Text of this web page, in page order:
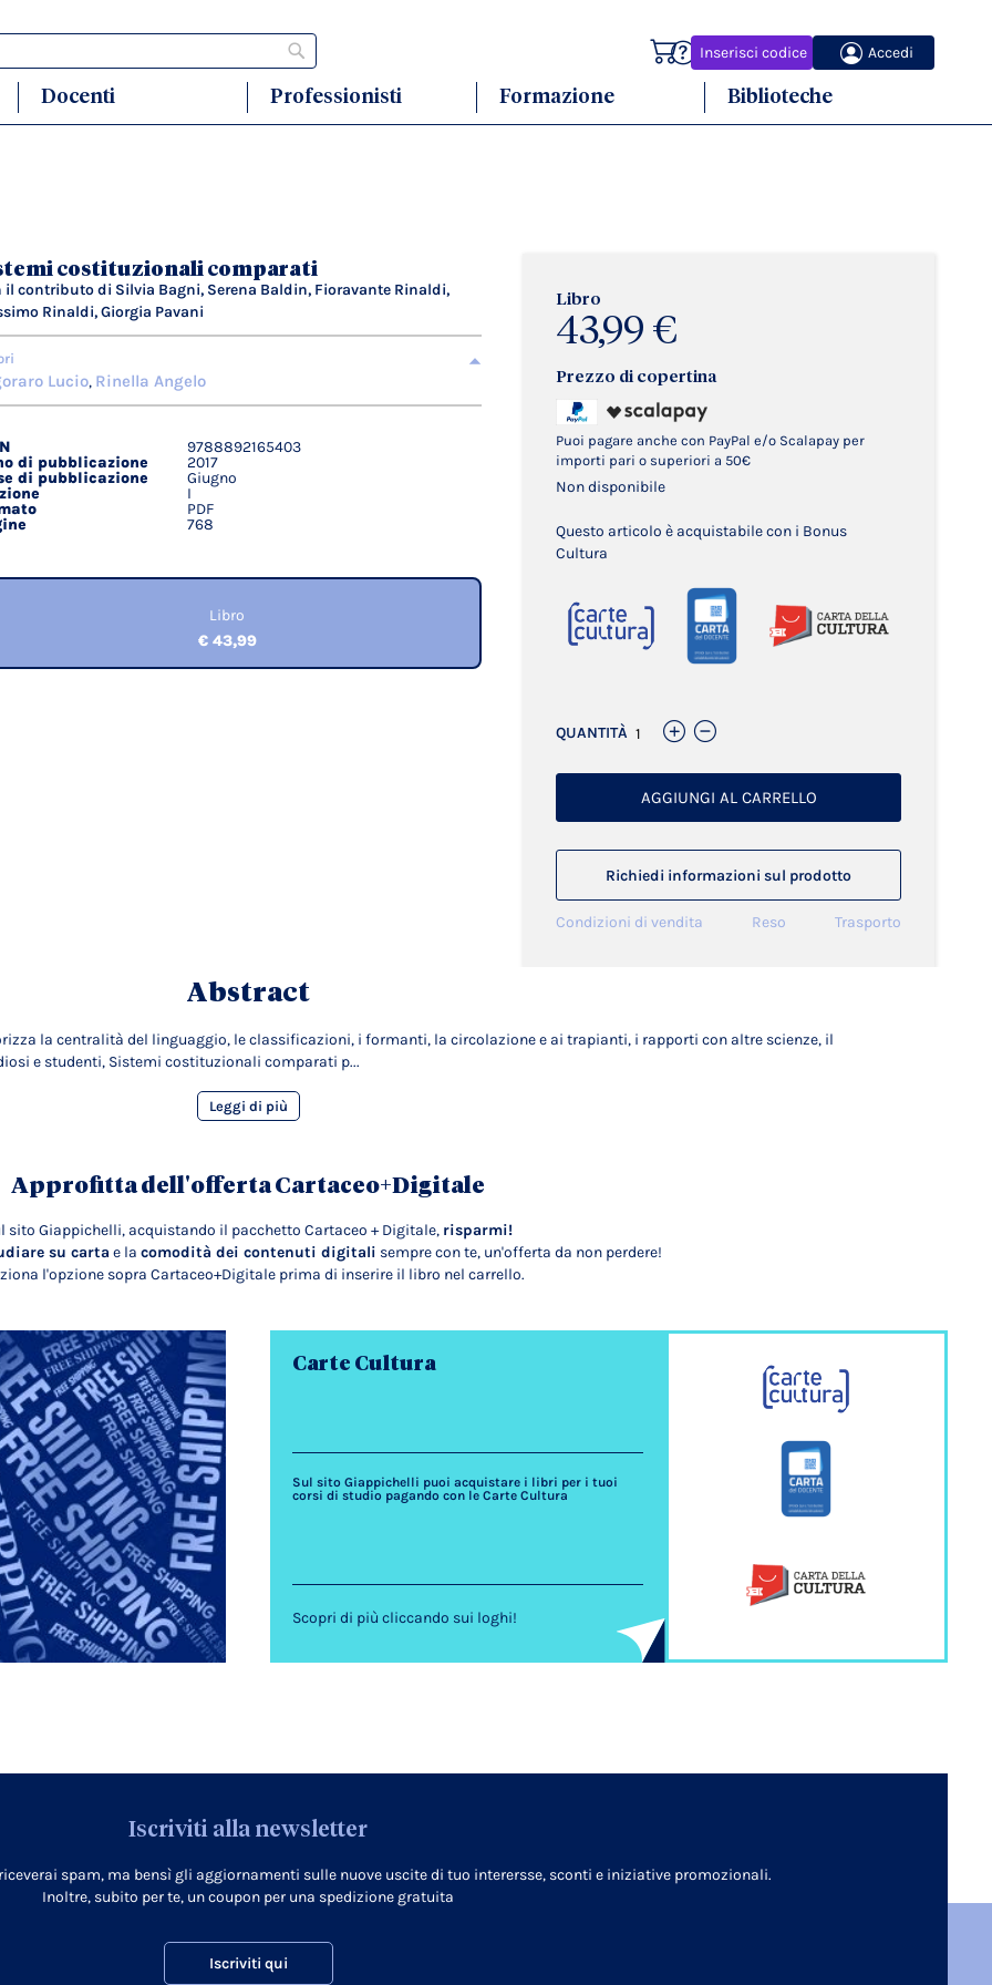
Inserisci codice Accedi
Carrello
Docenti Professionisti Formazione Biblioteche
Libro
43,99 €
Prezzo di copertina
Puoi pagare anche con PayPal e/o Scalapay per
importi pari o superiori a 50€
Non disponibile
Questo articolo è acquistabile con i Bonus
Cultura
QUANTITÀ
AGGIUNGI AL CARRELLO
Richiedi informazioni sul prodotto
Condizioni di vendita Reso Trasporto
costituzionali comparati
il contributo di Silvia Bagni, Serena Baldin, Fioravante Rinaldi,
Rinaldi, Giorgia Pavani
Lucio, Rinella Angelo
9788892165403
di pubblicazione
2017
di pubblicazione
Giugno
I
PDF
768
Libro
€ 43,99
Abstract
la centralità del linguaggio, le classificazioni, i formanti, la circolazione e ai trapianti, i rapporti con altre scienze, il
e studenti, Sistemi costituzionali comparati p...
Leggi di più
Approfitta dell'offerta Cartaceo+Digitale
sito Giappichelli, acquistando il pacchetto Cartaceo + Digitale, risparmi!
su carta e la comodità dei contenuti digitali sempre con te, un'offerta da non perdere!
l'opzione sopra Cartaceo+Digitale prima di inserire il libro nel carrello.
Carte Cultura
Sul sito Giappichelli puoi acquistare i libri per i tuoi
corsi di studio pagando con le Carte Cultura
Scopri di più cliccando sui loghi!
Iscriviti alla newsletter
spam, ma bensì gli aggiornamenti sulle nuove uscite di tuo interersse, sconti e iniziative promozionali.
Inoltre, subito per te, un coupon per una spedizione gratuita
Iscriviti qui